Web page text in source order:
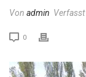
Von admin Verfasst
0